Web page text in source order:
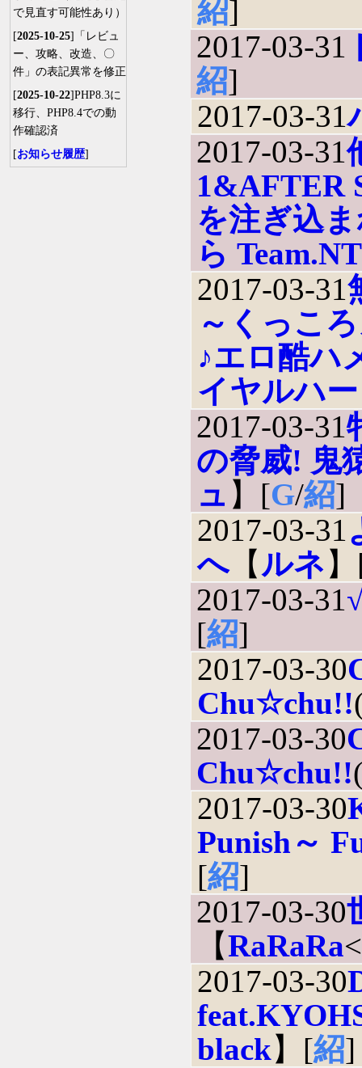
で見直す可能性あり）
[2025-10-25]「レビュ
ー、攻略、改造、〇
件」の表記異常を修正
[2025-10-22]PHP8.3に
移行、PHP8.4での動
作確認済
[お知らせ履歴]
紹]
2017-03-31
紹]
2017-03-31
2017-03-31
1&AFTER
を注ぎ込
ら
2017-03-31
～くっこ
♪エロ酷ハ
イヤルハ
2017-03-31
の脅威! 鬼
ュ 】[G/紹]
2017-03-31
へ【 ルネ
2017-03-31
[紹]
2017-03-30
Chu☆chu!!
2017-03-30
Chu☆chu!!
2017-03-30
Punish～
[紹]
2017-03-30
【RaRaRa
2017-03-30
black】[紹]